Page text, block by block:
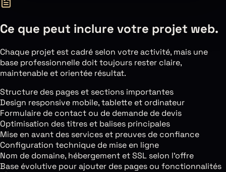
Ce que peut inclure votre projet web.
Chaque projet est cadré selon votre activité, mais une
base professionnelle doit toujours rester claire,
maintenable et orientée résultat.
Structure des pages et sections importantes
Design responsive mobile, tablette et ordinateur
Formulaire de contact ou de demande de devis
Optimisation des titres et balises principales
Mise en avant des services et preuves de confiance
Configuration technique de mise en ligne
Nom de domaine, hébergement et SSL selon l’offre
Base évolutive pour ajouter des pages ou fonctionnalités